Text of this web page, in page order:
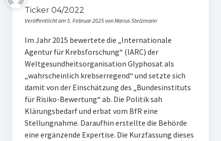
SPENDEN
Ticker 04/2022
Veröffentlicht am 5. Februar 2025 von Marius Stelzmann
Im Jahr 2015 bewertete die „Internationale
Agentur für Krebsforschung“ (IARC) der
Weltgesundheitsorganisation Glyphosat als
„wahrscheinlich krebserregend“ und setzte sich
damit von der Einschätzung des „Bundesinstituts
für Risiko-Bewertung“ ab. Die Politik sah
Klärungsbedarf und erbat vom BfR eine
Stellungnahme. Daraufhin erstellte die Behörde
eine ergänzende Expertise. Die Kurzfassung dieses